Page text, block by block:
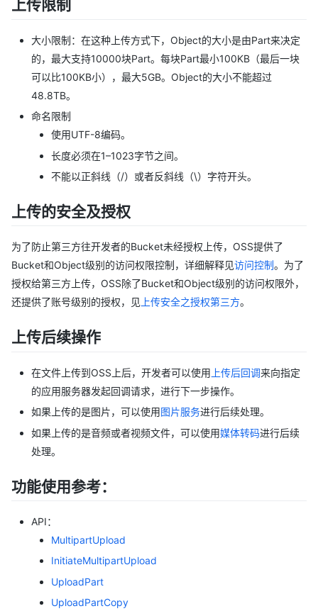
上传限制
大小限制：在这种上传方式下，Object的大小是由Part来决定
的，最大支持10000块Part。每块Part最小100KB（最后一块
可以比100KB小），最大5GB。Object的大小不能超过
48.8TB。
命名限制
使用UTF-8编码。
长度必须在1–1023字节之间。
不能以正斜线（/）或者反斜线（\）字符开头。
上传的安全及授权
为了防止第三方往开发者的Bucket未经授权上传，OSS提供了
Bucket和Object级别的访问权限控制，详细解释见访问控制。为了
授权给第三方上传，OSS除了Bucket和Object级别的访问权限外，
还提供了账号级别的授权，见 上传安全之授权第三方。
上传后续操作
在文件上传到OSS上后，开发者可以使用 上传后回调来向指定
的应用服务器发起回调请求，进行下一步操作。
如果上传的是图片，可以使用图片服务进行后续处理。
如果上传的是音频或者视频文件，可以使用媒体转码进行后续
处理。
功能使用参考：
API：
MultipartUpload
InitiateMultipartUpload
UploadPart
UploadPartCopy